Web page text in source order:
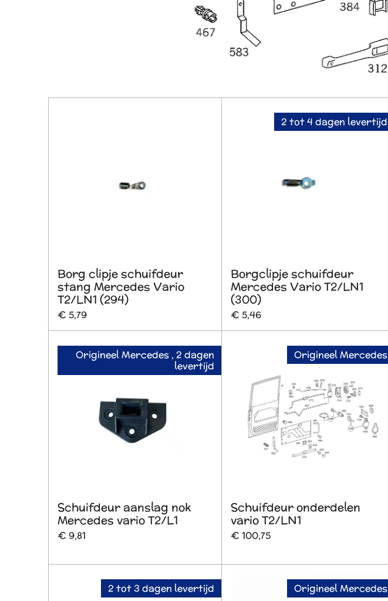
Borg clipje schuifdeur
stang Mercedes Vario
T2/LN1 (294)
€ 5,79
2 tot 4 dagen levertijd
Borgclipje schuifdeur
Mercedes Vario T2/LN1
(300)
€ 5,46
Origineel Mercedes , 2 dagen
levertijd
Schuifdeur aanslag nok
Mercedes vario T2/L1
€ 9,81
Origineel Mercedes
Schuifdeur onderdelen
vario T2/LN1
€ 100,75
2 tot 3 dagen levertijd Origineel Mercedes